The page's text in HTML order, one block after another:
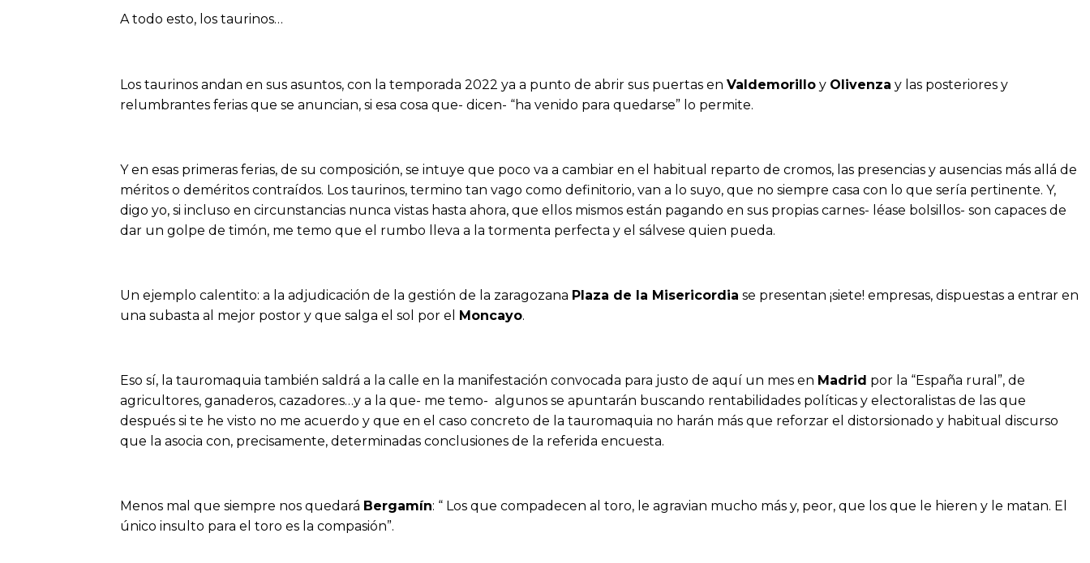
A todo esto, los taurinos…
Los taurinos andan en sus asuntos, con la temporada 2022 ya a punto de abrir sus puertas en Valdemorillo y Olivenza y las posteriores y
relumbrantes ferias que se anuncian, si esa cosa que- dicen- “ha venido para quedarse” lo permite.
Y en esas primeras ferias, de su composición, se intuye que poco va a cambiar en el habitual reparto de cromos, las presencias y ausencias más allá de
méritos o deméritos contraídos. Los taurinos, termino tan vago como definitorio, van a lo suyo, que no siempre casa con lo que sería pertinente. Y,
digo yo, si incluso en circunstancias nunca vistas hasta ahora, que ellos mismos están pagando en sus propias carnes- léase bolsillos- son capaces de
dar un golpe de timón, me temo que el rumbo lleva a la tormenta perfecta y el sálvese quien pueda.
Un ejemplo calentito: a la adjudicación de la gestión de la zaragozana Plaza de la Misericordia se presentan ¡siete! empresas, dispuestas a entrar en
una subasta al mejor postor y que salga el sol por el Moncayo.
Eso sí, la tauromaquia también saldrá a la calle en la manifestación convocada para justo de aquí un mes en Madrid por la “España rural”, de
agricultores, ganaderos, cazadores…y a la que- me temo- algunos se apuntarán buscando rentabilidades políticas y electoralistas de las que
después si te he visto no me acuerdo y que en el caso concreto de la tauromaquia no harán más que reforzar el distorsionado y habitual discurso
que la asocia con, precisamente, determinadas conclusiones de la referida encuesta.
Menos mal que siempre nos quedará Bergamín: “ Los que compadecen al toro, le agravian mucho más y, peor, que los que le hieren y le matan. El
único insulto para el toro es la compasión”.